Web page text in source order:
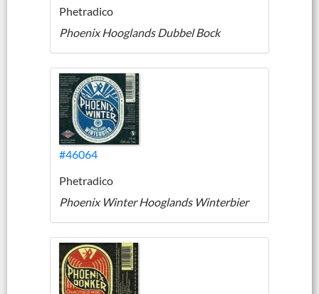
Phetradico
Phoenix Hooglands Dubbel Bock
#46064
Phetradico
Phoenix Winter Hooglands Winterbier